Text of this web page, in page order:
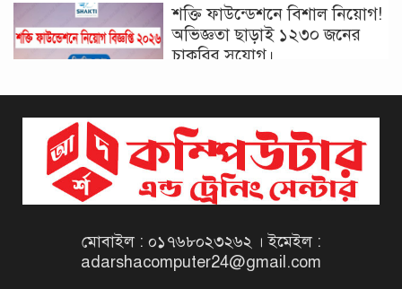
শক্তি ফাউন্ডেশনে বিশাল নিয়োগ!
অভিজ্ঞতা ছাড়াই ১২৩০ জনের
চাকরির সুযোগ।
বিজ্ঞপ্তি ২০২৬ | Taxes Zone
Dinajpur Job Circular 2026
বেসরকারি সংস্থা সেতু (SETU)
Job Circular 2026
মোবাইল : ০১৭৬৮০২৩২৬২ । ইমেইল :
adarshacomputer24@gmail.com